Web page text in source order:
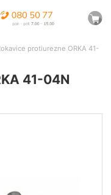
protiurezne ORKA 41-
41-04N